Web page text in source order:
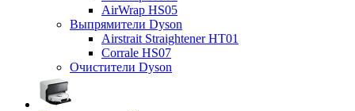
AirWrap HS05
Выпрямители Dyson
Airstrait Straightener HT01
Corrale HS07
Очистители Dyson